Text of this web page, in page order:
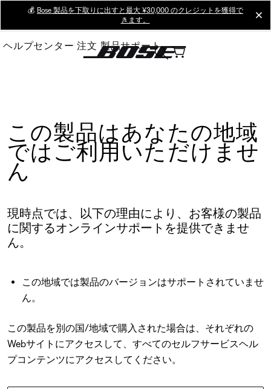
Main
💰 Bose 製品を下取りに出すと最大 ¥30,000 のクレジットを獲得で
きます。
ヘルプセンター 注文 製品サポート
この製品はあなたの地域
ではご利用いただけませ
ん
現時点では、以下の理由により、お客様の製品
に関するオンラインサポートを提供できませ
ん。
この地域では製品のバージョンはサポートされていませ
ん。
この製品を別の国/地域で購入された場合は、それぞれの
Webサイトにアクセスして、すべてのセルフサービスヘル
プコンテンツにアクセスしてください。